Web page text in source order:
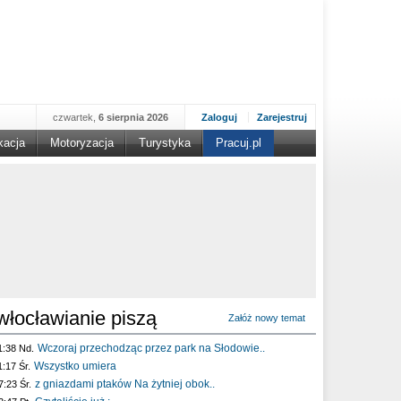
Zaloguj Zarejestruj
czwartek, 6 sierpnia 2026
Motoryzacja Turystyka Pracuj.pl
piszą Załóż nowy temat
Nd. Wczoraj przechodząc przez park na Słodowie..
Śr. Wszystko umiera
Śr. z gniazdami ptaków Na żytniej obok..